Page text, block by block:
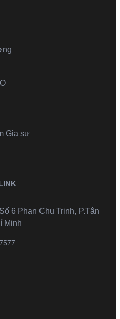
Gia sư
6 Phan Chu Trinh, P.Tân
Minh